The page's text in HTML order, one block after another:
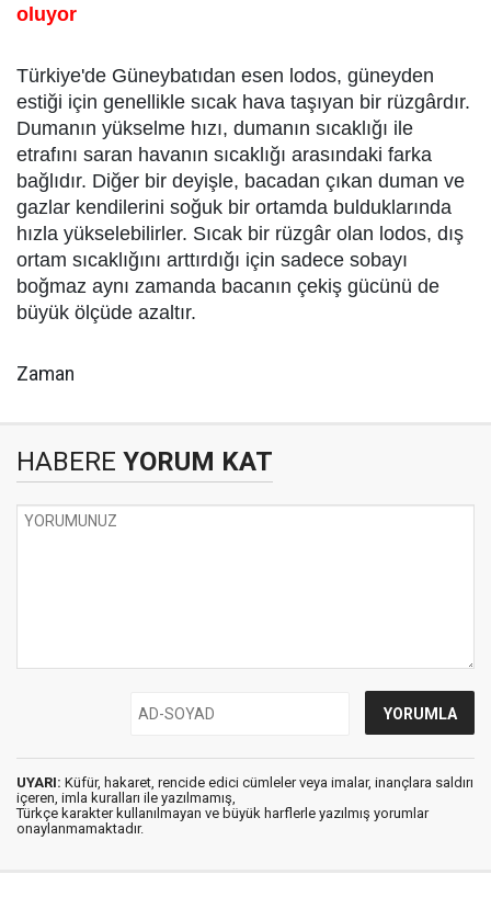
oluyor
Türkiye'de Güneybatıdan esen lodos, güneyden
estiği için genellikle sıcak hava taşıyan bir rüzgârdır.
Dumanın yükselme hızı, dumanın sıcaklığı ile
etrafını saran havanın sıcaklığı arasındaki farka
bağlıdır. Diğer bir deyişle, bacadan çıkan duman ve
gazlar kendilerini soğuk bir ortamda bulduklarında
hızla yükselebilirler. Sıcak bir rüzgâr olan lodos, dış
ortam sıcaklığını arttırdığı için sadece sobayı
boğmaz aynı zamanda bacanın çekiş gücünü de
büyük ölçüde azaltır.
Zaman
HABERE YORUM KAT
UYARI: Küfür, hakaret, rencide edici cümleler veya imalar, inançlara saldırı
içeren, imla kuralları ile yazılmamış,
Türkçe karakter kullanılmayan ve büyük harflerle yazılmış yorumlar
onaylanmamaktadır.